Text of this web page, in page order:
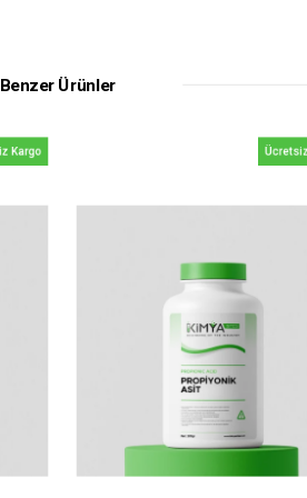
Benzer Ürünler
Ücretsiz Kargo